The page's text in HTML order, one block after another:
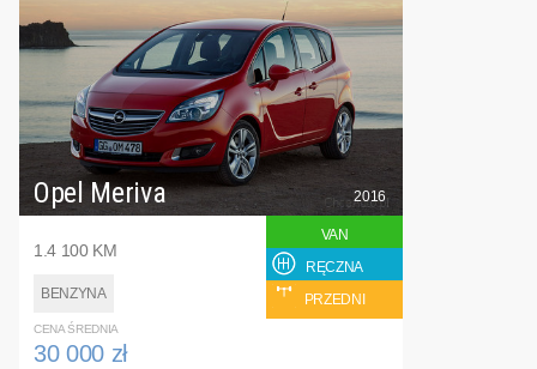
Opel Meriva
1.4 100 KM
BENZYNA
2016
VAN
RĘCZNA
PRZEDNI
CENA ŚREDNIA
30 000 zł